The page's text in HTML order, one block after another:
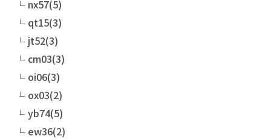
nx57(5)
qt15(3)
jt52(3)
cm03(3)
oi06(3)
ox03(2)
yb74(5)
ew36(2)